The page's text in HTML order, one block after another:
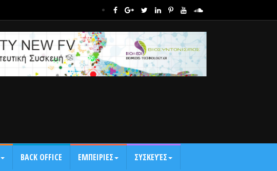
BACK OFFICE ΕΜΠΕΙΡΙΕΣ ΣΥΣΚΕΥΈΣ